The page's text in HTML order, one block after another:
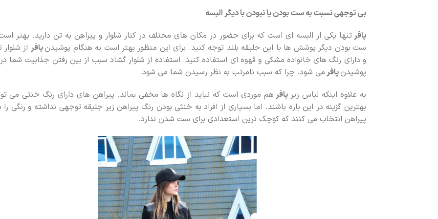
بی توجهی نسبت به ست بودن یا نبودن با دیگر البسه
پافرتنها یکی از البسه ای است که برای حضور در مکان های مختلف در کنار شلوار و پیراهن به تن دارید. بهتر
ست بودن دیگر پوشش ها با این جلیقه بلند توجه کنید. برای این منظور بهتر است به هنگام پوشیدنپافر از
و دارای رنگ های خانواده مشکی و قهوه ای استفاده کنید. استفاده از شلوار گشاد سبب از بین رفتن جذابیت شما
پوشیدنپافرمی شود. چرا که سبب نامرتب به نظر رسیدن شما می شود.
به علاوه اینکه لباس زیرپافر هم موردی است که نباید از نگاه ها مخفی بماند. پیراهن های دارای رنگ خنثی می
بهترین گزینه در این باره باشند. اما بسیاری از افراد به خنثی بودن رنگ پیراهن زیر جلیقه توجهی نداشته و رنگی را
پیراهن انتخاب می کنند که کوچک ترین استعدادی برای ست شدن ندارد.